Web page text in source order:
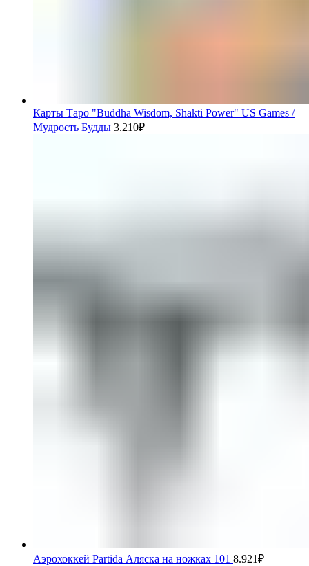
Карты Таро "Buddha Wisdom, Shakti Power" US Games /
Мудрость Будды 3.210₽
Аэрохоккей Partida Аляска на ножках 101 8.921₽